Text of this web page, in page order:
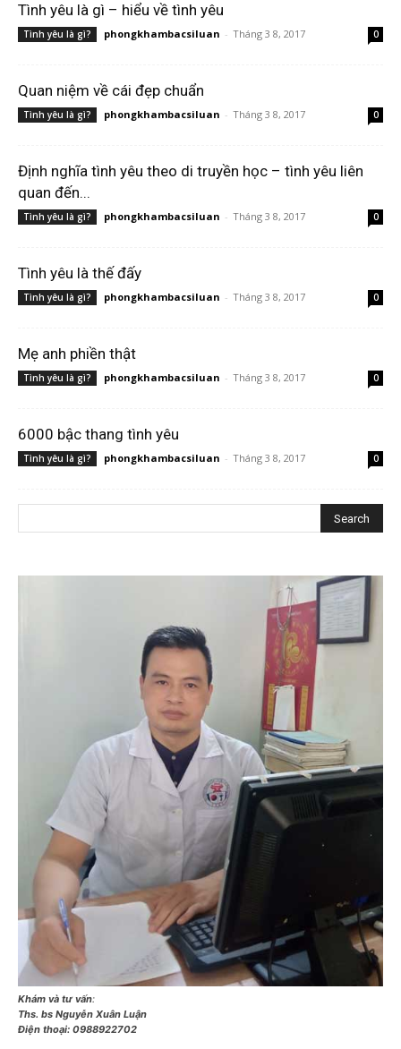
Tình yêu là gì – hiểu về tình yêu
Tình yêu là gì? phongkhambacsiluan - Tháng 3 8, 2017 0
Quan niệm về cái đẹp chuẩn
Tình yêu là gì? phongkhambacsiluan - Tháng 3 8, 2017 0
Định nghĩa tình yêu theo di truyền học – tình yêu liên
quan đến...
Tình yêu là gì? phongkhambacsiluan - Tháng 3 8, 2017 0
Tình yêu là thế đấy
Tình yêu là gì? phongkhambacsiluan - Tháng 3 8, 2017 0
Mẹ anh phiền thật
Tình yêu là gì? phongkhambacsiluan - Tháng 3 8, 2017 0
6000 bậc thang tình yêu
Tình yêu là gì? phongkhambacsiluan - Tháng 3 8, 2017 0
Khám và tư vấn:
Ths. bs Nguyễn Xuân Luận
Điện thoại: 0988922702